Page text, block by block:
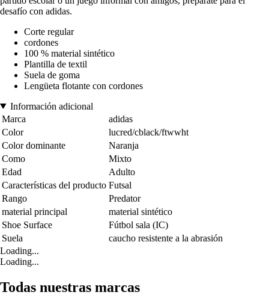
desafío con adidas.
Corte regular
cordones
100 % material sintético
Plantilla de textil
Suela de goma
Lengüeta flotante con cordones
Información adicional
Marca
adidas
Color
lucred/cblack/ftwwht
Color dominante
Naranja
Como
Mixto
Edad
Adulto
Características del producto Futsal
Rango
Predator
material principal
material sintético
Shoe Surface
Fútbol sala (IC)
Suela
caucho resistente a la abrasión
Loading...
Loading...
Todas nuestras marcas